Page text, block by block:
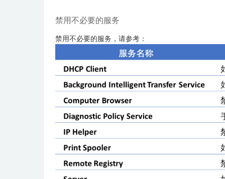
禁用不必要的服务
禁用不必要的服务，请参考：